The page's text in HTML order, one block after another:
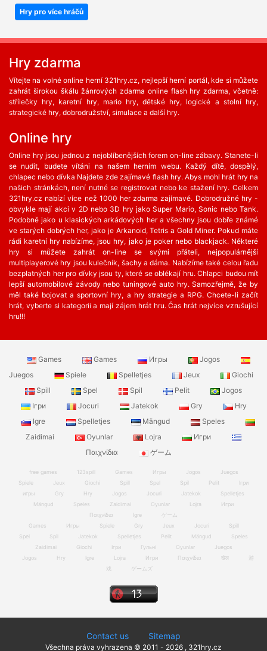
Hry pro více hráčů
Hry zdarma
Vítejte na volné online herní 321hry.cz, nejlepší herní portál, kde si můžete
zahrát širokou škálu žánrových zdarma online flash hry zdarma, včetně:
střílečky hry, karetní hry, mario hry, dětské hry, logické a stolní hry,
strategické hry, dobrodružství, simulace a další hry.
Online hry
Online hry jsou jednou z nejoblíbenějších forem on-line zábavy. Stanete-li
se nudit, budete vítáni na našem herním webu. Každý dítě, dospělý,
chlapec nebo dívka Najdete zde zajímavé flash hry. Abys mohl hrát hry na
našich stránkách, není nutné se registrovat nebo ke stažení hry. Celkem
321hry.cz nabízí více než 1000 her zdarma zajímavé. Dobrodružné hry -
obvykle mají akci v 2D nebo 3D hry jako Super Mario, Sonic nebo Tank.
Podobně jako u klasických arkádových her a všechny jsou dobře známé
ve starých dobrých her, jako je Arkanoid, Tetris a Gold Miner. Pokud máte
rádi karetní hry nabízíme, jsou hry, jako je poker nebo blackjack. Některé
hry si můžete zahrát on-line se svými přáteli, nejpopulárnější
multiplayerové hry jsou kulečník, šachy a dáma. Nabízíme také celou řadu
bezplatných her ​​pro dívky jsou ty, které se oblékají hru. Chlapci budou mít
lepší automobilové závody nebo tuningové auto hry. Samozřejmě, že by
měl také bojovat a sportovní hry, a hry strategie a RPG. Chcete-li začít
hrát, vyberte si kategorii a mají zájem hrát hru. Čas hrát nejvíce vzrušující
hru!!!
Games Games Игры
Jogos
Juegos
Spiele Spelletjes Jeux
Giochi
Spill
Spel Spil Pelit
Jogos
Ігри
Jocuri Jatekok Gry
Hry
Igre
Spelletjes Mängud
Speles
Zaidimai
Oyunlar Lojra
Игри
Παιχνίδια
ゲーム
free games 123spill Games Игры Jogos
Juegos
Spiele
Jeux Giochi Spill Spel Spil Pelit
Ігри
игры
Gry Hry Jogos Jocuri Jatekok
Spelletjes
Mängud
Speles Zaidimai Oyunlar Lojra
Игри
Παιχνίδια
Igre
ゲーム
Games
Игры Spiele Gry Jeux Jocuri
Spill
Spel
Spil Jatekok Spelletjes Pelit Mängud
Speles
Zaidimai
Giochi Ігри Гульні Oyunlar
Juegos
Jogos
Hry Igre Lojra Игри Παιχνίδια खेल
游
戏
ゲームズ
Contact us Sitemap
Všechna práva vyhrazena © 2011 - 2026 , 321hry.cz